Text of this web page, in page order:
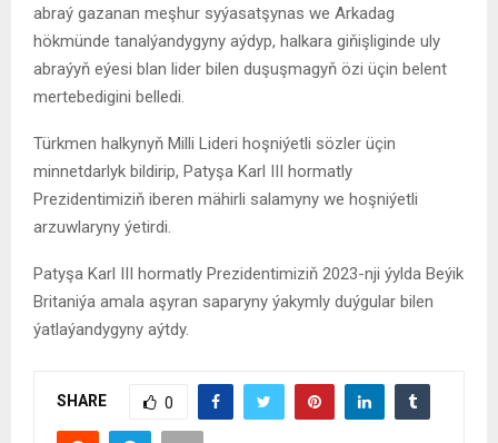
abraý gazanan meşhur syýasatşynas we Arkadag
hökmünde tanalýandygyny aýdyp, halkara giňişliginde uly
abraýyň eýesi blan lider bilen duşuşmagyň özi üçin belent
mertebedigini belledi.
Türkmen halkynyň Milli Lideri hoşniýetli sözler üçin
minnetdarlyk bildirip, Patyşa Karl III hormatly
Prezidentimiziň iberen mähirli salamyny we hoşniýetli
arzuwlaryny ýetirdi.
Patyşa Karl III hormatly Prezidentimiziň 2023-nji ýylda Beýik
Britaniýa amala aşyran saparyny ýakymly duýgular bilen
ýatlaýandygyny aýtdy.
SHARE 0